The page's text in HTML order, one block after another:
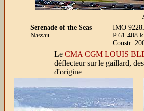
Serenade of the Seas
Nassau
IMO
P 61 408
Constr.
Le CMA CGM LOUIS
déflecteur sur le gaillard,
d'origine.